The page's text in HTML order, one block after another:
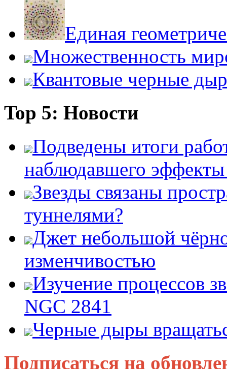
Единая
Множественность
Квантовые черные
Top 5: Новости
Подведены итоги
наблюдавшего
Звезды связаны
туннелями?
Джет небольшой
изменчивостью
Изучение процессов
NGC 2841
Черные дыры
Подписаться на